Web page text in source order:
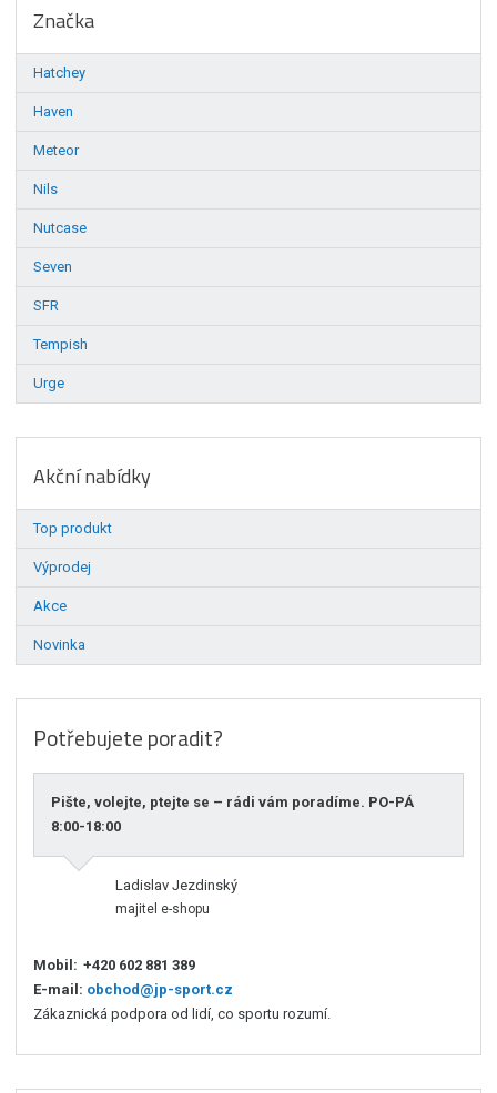
Značka
Hatchey
Haven
Meteor
Nils
Nutcase
Seven
SFR
Tempish
Urge
Akční nabídky
Top produkt
Výprodej
Akce
Novinka
Potřebujete poradit?
Pište, volejte, ptejte se – rádi vám poradíme. PO-PÁ
8:00-18:00
Ladislav Jezdinský
majitel e-shopu
Mobil: +420 602 881 389
E-mail: obchod@jp-sport.cz
Zákaznická podpora od lidí, co sportu rozumí.